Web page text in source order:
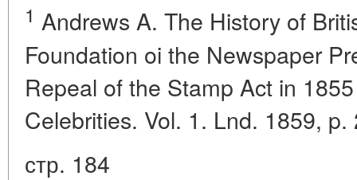
1 Andrews A. The History of
Foundation oi the Newspaper
Repeal of the Stamp Act in
Celebrities. Vol. 1. Lnd. 1859, p.
стр. 184